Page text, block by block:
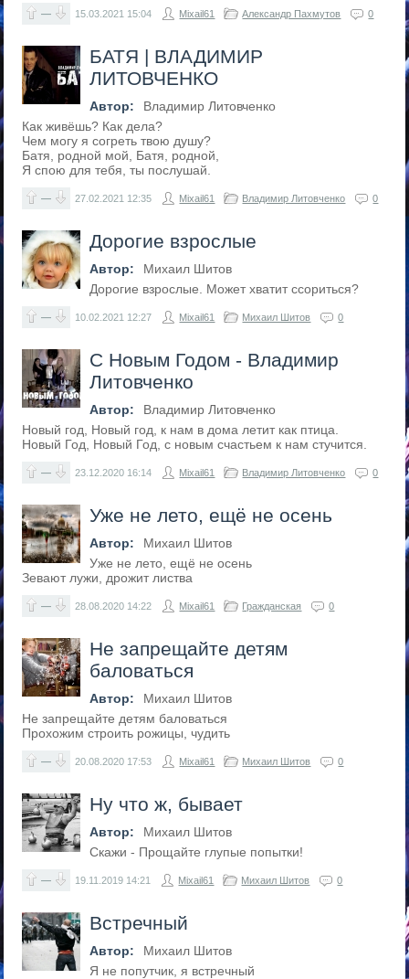
— 15.03.2021 15:04 Mixail61 Александр Пахмутов 0
БАТЯ | ВЛАДИМИР
ЛИТОВЧЕНКО
Автор:
Владимир Литовченко
Как живёшь? Как дела?
Чем могу я согреть твою душу?
Батя, родной мой, Батя, родной,
Я спою для тебя, ты послушай.
— 27.02.2021 12:35 Mixail61 Владимир Литовченко 0
Дорогие взрослые
Автор:
Михаил Шитов
Дорогие взрослые. Может хватит ссориться?
— 10.02.2021 12:27 Mixail61 Михаил Шитов 0
С Новым Годом - Владимир
Литовченко
Автор:
Владимир Литовченко
Новый год, Новый год, к нам в дома летит как птица.
Новый Год, Новый Год, с новым счастьем к нам стучится.
— 23.12.2020 16:14 Mixail61 Владимир Литовченко 0
Уже не лето, ещё не осень
Автор:
Михаил Шитов
Уже не лето, ещё не осень
Зевают лужи, дрожит листва
— 28.08.2020 14:22 Mixail61 Гражданская 0
Не запрещайте детям
баловаться
Автор:
Михаил Шитов
Не запрещайте детям баловаться
Прохожим строить рожицы, чудить
— 20.08.2020 17:53 Mixail61 Михаил Шитов 0
Ну что ж, бывает
Автор:
Михаил Шитов
Скажи - Прощайте глупые попытки!
— 19.11.2019 14:21 Mixail61 Михаил Шитов 0
Встречный
Автор:
Михаил Шитов
Я не попутчик, я встречный